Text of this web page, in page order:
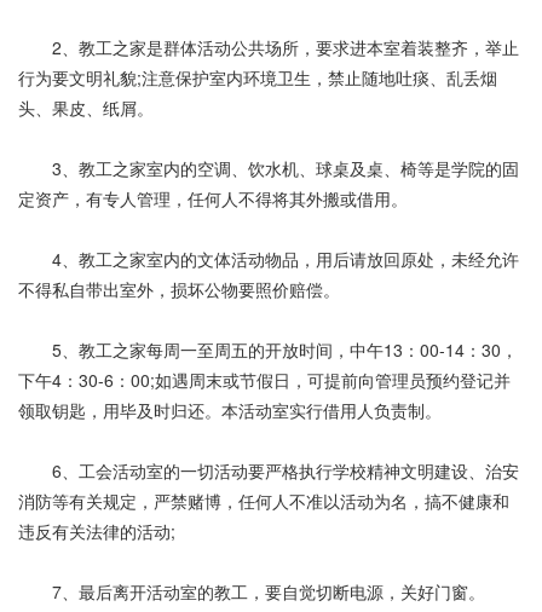
2、教工之家是群体活动公共场所，要求进本室着装整齐，举止
行为要文明礼貌;注意保护室内环境卫生，禁止随地吐痰、乱丢烟
头、果皮、纸屑。
3、教工之家室内的空调、饮水机、球桌及桌、椅等是学院的固
定资产，有专人管理，任何人不得将其外搬或借用。
4、教工之家室内的文体活动物品，用后请放回原处，未经允许
不得私自带出室外，损坏公物要照价赔偿。
5、教工之家每周一至周五的开放时间，中午13：00-14：30，
下午4：30-6：00;如遇周末或节假日，可提前向管理员预约登记并
领取钥匙，用毕及时归还。本活动室实行借用人负责制。
6、工会活动室的一切活动要严格执行学校精神文明建设、治安
消防等有关规定，严禁赌博，任何人不准以活动为名，搞不健康和
违反有关法律的活动;
7、最后离开活动室的教工，要自觉切断电源，关好门窗。